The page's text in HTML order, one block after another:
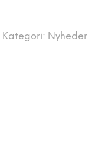
Kategori: Nyheder